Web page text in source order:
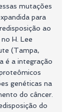
mutações
para
ao
H. Lee
(Tampa,
é a integração
genéticas na
do câncer.
do